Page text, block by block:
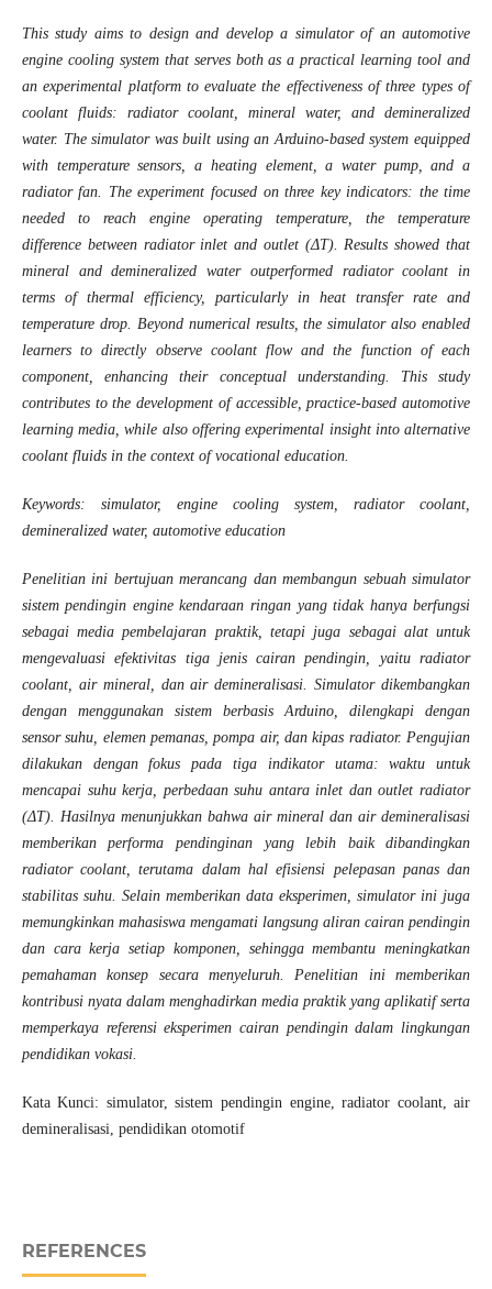
This study aims to design and develop a simulator of an automotive
engine cooling system that serves both as a practical learning tool and
an experimental platform to evaluate the effectiveness of three types of
coolant fluids: radiator coolant, mineral water, and demineralized
water. The simulator was built using an Arduino-based system equipped
with temperature sensors, a heating element, a water pump, and a
radiator fan. The experiment focused on three key indicators: the time
needed to reach engine operating temperature, the temperature
difference between radiator inlet and outlet (ΔT). Results showed that
mineral and demineralized water outperformed radiator coolant in
terms of thermal efficiency, particularly in heat transfer rate and
temperature drop. Beyond numerical results, the simulator also enabled
learners to directly observe coolant flow and the function of each
component, enhancing their conceptual understanding. This study
contributes to the development of accessible, practice-based automotive
learning media, while also offering experimental insight into alternative
coolant fluids in the context of vocational education.
Keywords: simulator, engine cooling system, radiator coolant,
demineralized water, automotive education
Penelitian ini bertujuan merancang dan membangun sebuah simulator
sistem pendingin engine kendaraan ringan yang tidak hanya berfungsi
sebagai media pembelajaran praktik, tetapi juga sebagai alat untuk
mengevaluasi efektivitas tiga jenis cairan pendingin, yaitu radiator
coolant, air mineral, dan air demineralisasi. Simulator dikembangkan
dengan menggunakan sistem berbasis Arduino, dilengkapi dengan
sensor suhu, elemen pemanas, pompa air, dan kipas radiator. Pengujian
dilakukan dengan fokus pada tiga indikator utama: waktu untuk
mencapai suhu kerja, perbedaan suhu antara inlet dan outlet radiator
(ΔT). Hasilnya menunjukkan bahwa air mineral dan air demineralisasi
memberikan performa pendinginan yang lebih baik dibandingkan
radiator coolant, terutama dalam hal efisiensi pelepasan panas dan
stabilitas suhu. Selain memberikan data eksperimen, simulator ini juga
memungkinkan mahasiswa mengamati langsung aliran cairan pendingin
dan cara kerja setiap komponen, sehingga membantu meningkatkan
pemahaman konsep secara menyeluruh. Penelitian ini memberikan
kontribusi nyata dalam menghadirkan media praktik yang aplikatif serta
memperkaya referensi eksperimen cairan pendingin dalam lingkungan
pendidikan vokasi.
Kata Kunci: simulator, sistem pendingin engine, radiator coolant, air
demineralisasi, pendidikan otomotif
REFERENCES